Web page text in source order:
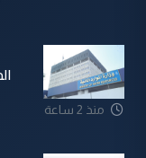
منذ 2 ساعة